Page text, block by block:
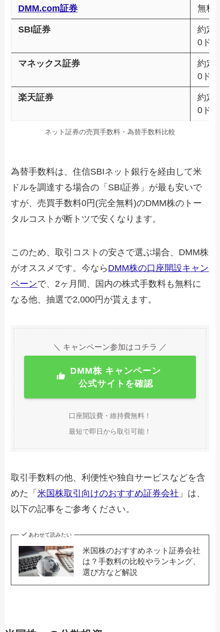
DMM.com証券 無料
SBI証券
約定
0ド
マネックス証券
約定
0ド
楽天証券
約定
0ド
ネット証券の売買手数料・為替手数料比較
為替手数料は、住信SBIネット銀行を経由して米
ドルを調達する場合の「SBI証券」が最も安いで
すが、売買手数料0円(完全無料)のDMM株のトー
タルコストが断トツで安くなります。
このため、取引コストの安さで選ぶ場合、DMM株
がオススメです。今なら DMM株の口座開設キャン
ペーンで、2ヶ月間、国内の株式手数料も無料に
なる他、抽選で2,000円が貰えます。
＼ キャンペーン参加はコチラ ／
DMM株 キャンペーン
公式サイトを確認
口座開設費・維持費無料！
最短で即日から取引可能！
取引手数料の他、利便性や独自サービスなどを含
めた「米国株取引向けのおすすめ証券会社 」は、
以下の記事をご参考ください。
あわせて読みたい
米国株のおすすめネット証券会社
は？手数料の比較やランキング、
選び方など解説